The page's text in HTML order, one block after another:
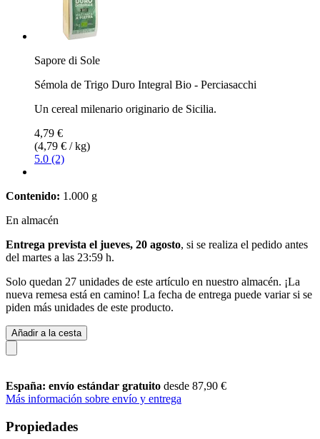
Sapore di Sole
Sémola de Trigo Duro Integral Bio - Perciasacchi
Un cereal milenario originario de Sicilia.
4,79 €
(4,79 € / kg)
5.0 (2)
Contenido: 1.000 g
En almacén
Entrega prevista el jueves, 20 agosto, si se realiza el pedido antes
del martes a las 23:59 h.
Solo quedan 27 unidades de este artículo en nuestro almacén. ¡La
nueva remesa está en camino! La fecha de entrega puede variar si se
piden más unidades de este producto.
Añadir a la cesta
España: envío estándar gratuito desde 87,90 €
Más información sobre envío y entrega
Propiedades